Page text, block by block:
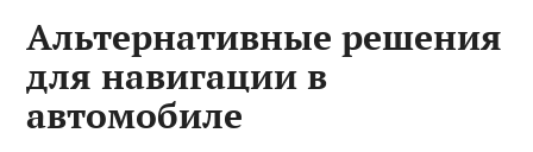
Альтернативные решения
для навигации в
автомобиле